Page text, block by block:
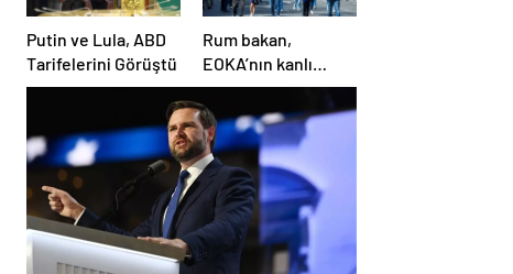
Putin ve Lula, ABD
Tarifelerini Görüştü
Rum bakan,
EOKA’nın kanlı
mirasına sahip çıkıp
Girne’yi hedef
gösterdi